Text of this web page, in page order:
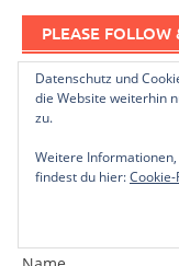
PLEASE FOLLOW
NEWSLETTER
Datenschutz und
die Website weiterhin
zu.
Weitere
findest du hier: